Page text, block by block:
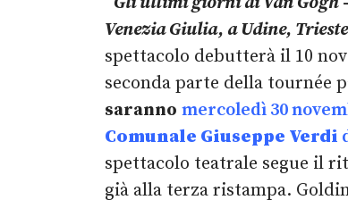
Venezia Giulia, a Udine,
spettacolo debutterà il 10
seconda parte della tournée
saranno mercoledì 30
Comunale Giuseppe Verdi
spettacolo teatrale segue il
già alla terza ristampa.